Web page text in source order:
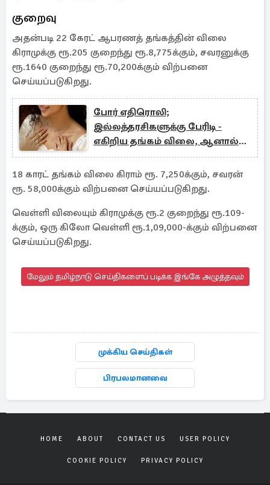
குறைவு
அதன்படி 22 கேரட் ஆபரணத் தங்கத்தின் விலை
கிராமுக்கு ரூ.205 குறைந்து ரூ.8,775க்கும், சவரனுக்கு
ரூ.1640 குறைந்து ரூ.70,200க்கும் விற்பனை
செய்யப்படுகிறது.
போர் எதிரொலி;
இல்லத்தரசிகளுக்கு பேரிடி -
எகிறிய தங்கம் விலை, ஆனால்
வைரத்தை கொஞ்சம் பாருங்க!
18 காரட் தங்கம் விலை கிராம் ரூ. 7,250க்கும், சவரன்
ரூ. 58,000க்கும் விற்பனை செய்யப்படுகிறது.
வெள்ளி விலையும் கிராமுக்கு ரூ.2 குறைந்து ரூ.109-
க்கும், ஒரு கிலோ வெள்ளி ரூ.1,09,000-க்கும் விற்பனை
செய்யப்படுகிறது.
மேலும் தமிழ்நாடு செய்திகளைப் படிக்க இங்கே அழுத்தவும்
முக்கிய செய்திகள்
பிரபலமானவை
HOME ABOUT CONTACT US USER POLICY
COOKIE POLICY PRIVACY POLICY